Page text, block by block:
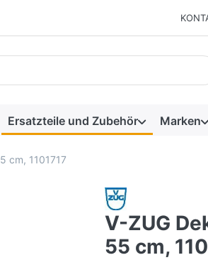
Sie tippen, erscheinen
Ersatzteile und Zubehör Marken
cm, 1101717
V-ZUG
55 cm,